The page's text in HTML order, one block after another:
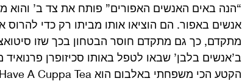
“הנה באים האנשים האפורים” פותח את צד ב’ והוא
אנשים באפור. הם הוציאו אותו מביתו רק כדי
מתקדם, כך גם מתקדם חוסר הבטחון בכך שזו
ב’אנשים בלבן’ שבאו לטפל באותו סכיזופרן